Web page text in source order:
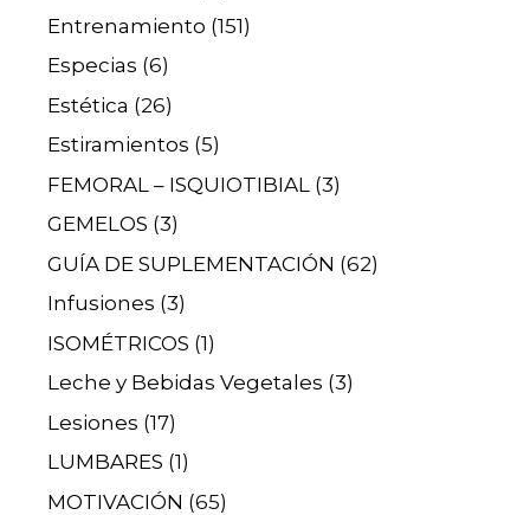
Entrenamiento (151)
Especias (6)
Estética (26)
Estiramientos (5)
FEMORAL – ISQUIOTIBIAL (3)
GEMELOS (3)
GUÍA DE SUPLEMENTACIÓN (62)
Infusiones (3)
ISOMÉTRICOS (1)
Leche y Bebidas Vegetales (3)
Lesiones (17)
LUMBARES (1)
MOTIVACIÓN (65)